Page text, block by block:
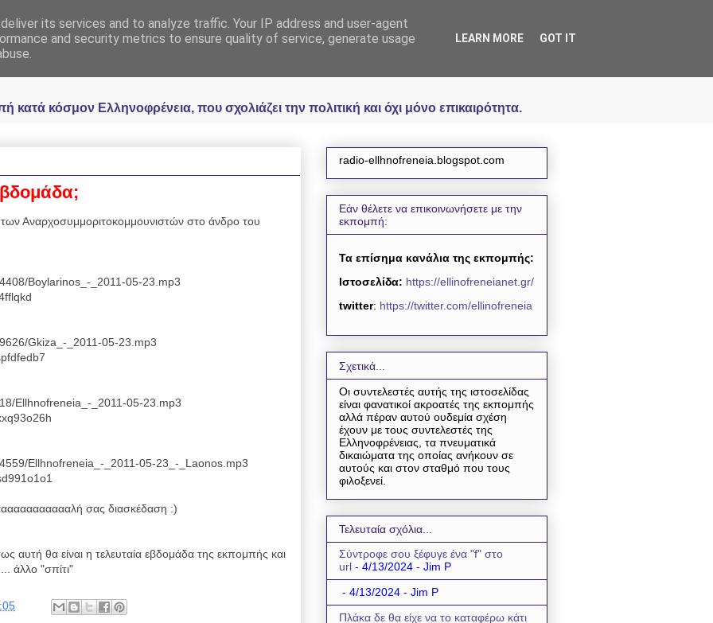
Ελληνοφρένεια Unofficial
κόσμον Ελληνοφρένεια, που σχολιάζει την πολιτική και όχι μόνο επικαιρότητα.
Αναρχοσυμμοριτοκομμουνιστών στο άνδρο του
Boylarinos_-_2011-05-23.mp3
Gkiza_-_2011-05-23.mp3
Ellhnofreneia_-_2011-05-23.mp3
Ellhnofreneia_-_2011-05-23_-_Laonos.mp3
σας διασκέδαση :)
αυτή θα είναι η τελευταία εβδομάδα της εκπομπής και
άλλο "σπίτι"
radio-ellhnofreneia.blogspot.com
Εάν θέλετε να επικοινωνήσετε με την
εκπομπή:
Τα επίσημα κανάλια της εκπομπής:
Ιστοσελίδα: https://ellinofreneianet.gr/
twitter: https://twitter.com/ellinofreneia
Σχετικά...
Οι συντελεστές αυτής της ιστοσελίδας
είναι φανατικοί ακροατές της εκπομπής
αλλά πέραν αυτού ουδεμία σχέση
έχουν με τους συντελεστές της
Ελληνοφρένειας, τα πνευματικά
δικαιώματα της οποίας ανήκουν σε
αυτούς και στον σταθμό που τους
φιλοξενεί.
Τελευταία σχόλια...
Σύντροφε σου ξέφυγε ένα "f" στο
url - 4/13/2024 - Jim P
- 4/13/2024 - Jim P
Πλάκα δε θα είχε να το καταφέρω κάτι
its services and to analyze traffic. Your IP address and user-agent
and security metrics to ensure quality of service, generate usage
LEARN MORE GOT IT